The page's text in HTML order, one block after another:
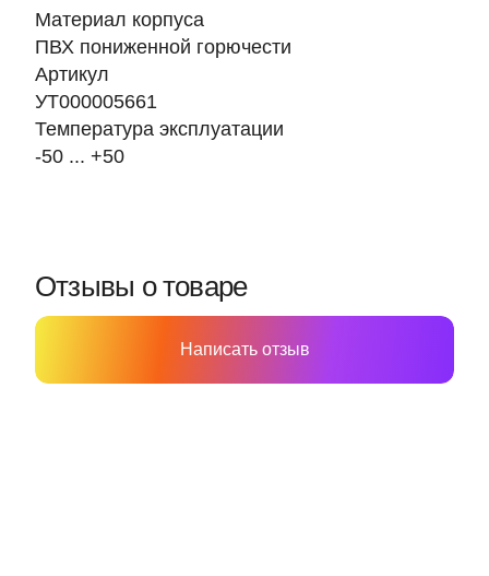
Материал корпуса
ПВХ пониженной горючести
Артикул
УТ000005661
Температура эксплуатации
-50 ... +50
Отзывы о товаре
Написать отзыв